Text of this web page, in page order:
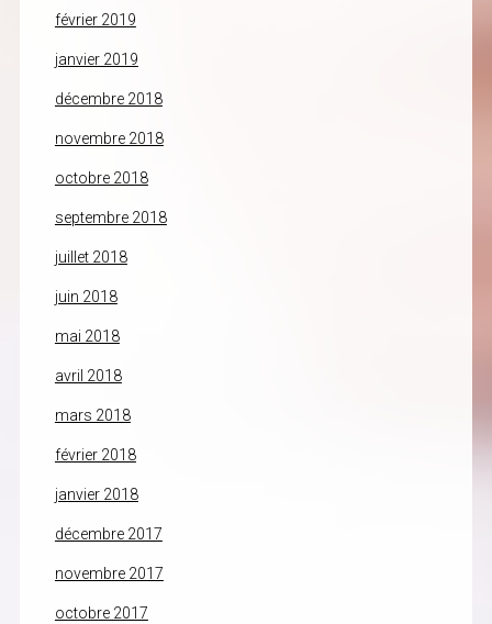
février 2019
janvier 2019
décembre 2018
novembre 2018
octobre 2018
septembre 2018
juillet 2018
juin 2018
mai 2018
avril 2018
mars 2018
février 2018
janvier 2018
décembre 2017
novembre 2017
octobre 2017